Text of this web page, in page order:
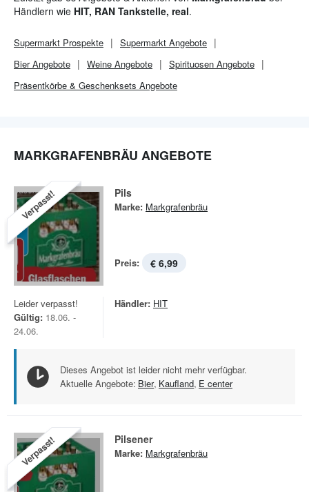
Händlern wie HIT, RAN Tankstelle, real.
Supermarkt Prospekte Supermarkt Angebote
Bier Angebote
Weine Angebote
Spirituosen Angebote
Präsentkörbe & Geschenksets Angebote
MARKGRAFENBRÄU ANGEBOTE
Verpasst! Pils
Marke: Markgrafenbräu
Preis: € 6,99
Leider verpasst!
Gültig: 18.06. -
24.06.
Händler: HIT
Dieses Angebot ist leider nicht mehr verfügbar.
Aktuelle Angebote: Bier, Kaufland, E center
Verpasst! Pilsener
Marke: Markgrafenbräu